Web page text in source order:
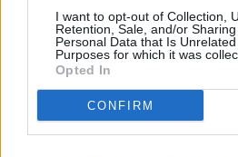
I want to opt-out of Collection,
Retention, Sale, and/or
Personal Data that Is
Purposes for which it was
Opted In
CONFIRM